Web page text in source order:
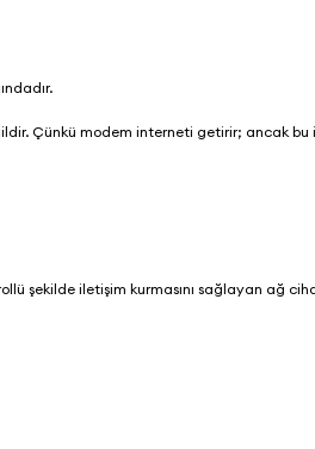
Çünkü modem interneti getirir; ancak bu
şekilde iletişim kurmasını sağlayan ağ